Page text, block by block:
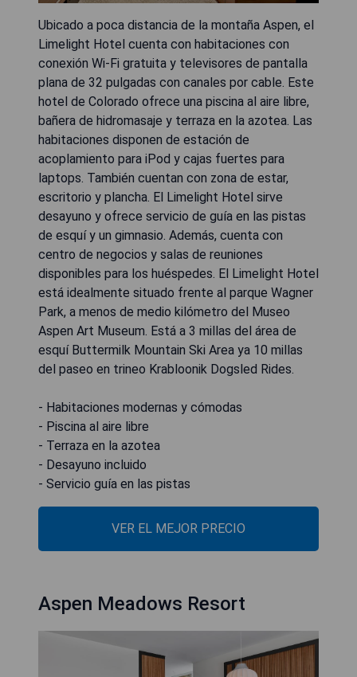
Ubicado a poca distancia de la montaña Aspen, el
Limelight Hotel cuenta con habitaciones con
conexión Wi-Fi gratuita y televisores de pantalla
plana de 32 pulgadas con canales por cable. Este
hotel de Colorado ofrece una piscina al aire libre,
bañera de hidromasaje y terraza en la azotea. Las
habitaciones disponen de estación de
acoplamiento para iPod y cajas fuertes para
laptops. También cuentan con zona de estar,
escritorio y plancha. El Limelight Hotel sirve
desayuno y ofrece servicio de guía en las pistas
de esquí y un gimnasio. Además, cuenta con
centro de negocios y salas de reuniones
disponibles para los huéspedes. El Limelight Hotel
está idealmente situado frente al parque Wagner
Park, a menos de medio kilómetro del Museo
Aspen Art Museum. Está a 3 millas del área de
esquí Buttermilk Mountain Ski Area ya 10 millas
del paseo en trineo Krabloonik Dogsled Rides.
- Habitaciones modernas y cómodas
- Piscina al aire libre
- Terraza en la azotea
- Desayuno incluido
- Servicio guía en las pistas
VER EL MEJOR PRECIO
Aspen Meadows Resort